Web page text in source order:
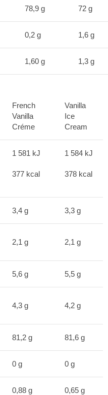
78,9 g 72 g
0,2 g 1,6 g
1,60 g 1,3 g
French
Vanilla
Créme
Vanilla
Ice
Cream
1 581 kJ
377 kcal
1 584 kJ
378 kcal
3,4 g 3,3 g
2,1 g 2,1 g
5,6 g 5,5 g
4,3 g 4,2 g
81,2 g 81,6 g
0 g 0 g
0,88 g 0,65 g